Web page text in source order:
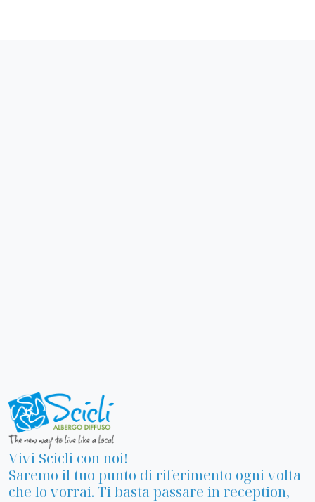
Vivi Scicli con noi!
Saremo il tuo punto di riferimento ogni volta
che lo vorrai. Ti basta passare in reception,